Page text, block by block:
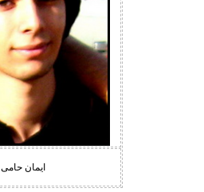
ایمان حامی